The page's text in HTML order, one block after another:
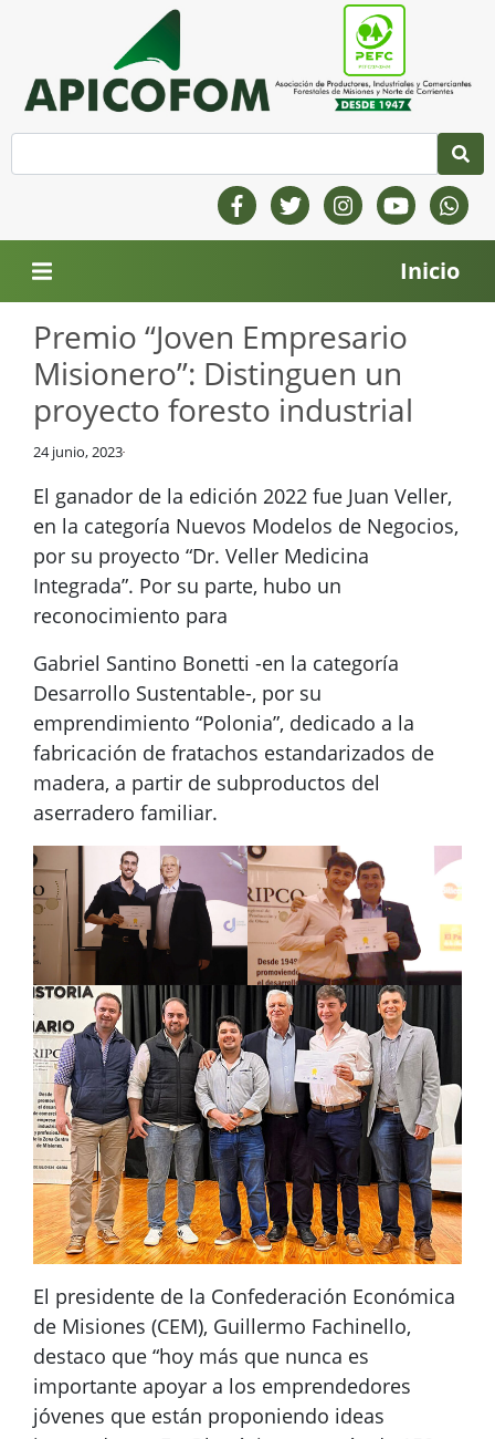
Inicio
Premio “Joven Empresario
Misionero”: Distinguen un
proyecto foresto industrial
24 junio, 2023
El ganador de la edición 2022 fue Juan Veller,
en la categoría Nuevos Modelos de Negocios,
por su proyecto “Dr. Veller Medicina
Integrada”. Por su parte, hubo un
reconocimiento para
Gabriel Santino Bonetti -en la categoría
Desarrollo Sustentable-, por su
emprendimiento “Polonia”, dedicado a la
fabricación de fratachos estandarizados de
madera, a partir de subproductos del
aserradero familiar.
El presidente de la Confederación Económica
de Misiones (CEM), Guillermo Fachinello,
destaco que “hoy más que nunca es
importante apoyar a los emprendedores
jóvenes que están proponiendo ideas